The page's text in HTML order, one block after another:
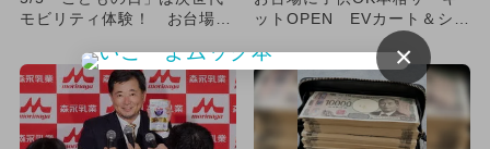
モビリティ体験！ お台場の
ットOPEN EVカート＆シミ
×